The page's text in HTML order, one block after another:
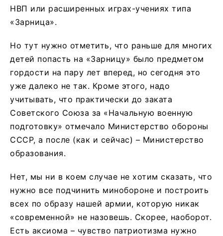
НВП или расширенных играх-учениях типа
«Зарница».
Но тут нужно отметить, что раньше для многих
детей попасть на «Зарницу» было предметом
гордости на пару лет вперед, но сегодня это
уже далеко не так. Кроме этого, надо
учитывать, что практически до заката
Советского Союза за «Начальную военную
подготовку» отмечало Министерство обороны
СССР, а после (как и сейчас) – Министерство
образования.
Нет, мы ни в коем случае не хотим сказать, что
нужно все подчинить минобороне и построить
всех по образу нашей армии, которую никак
«современной» не назовешь. Скорее, наоборот.
Есть аксиома – чувство патриотизма нужно